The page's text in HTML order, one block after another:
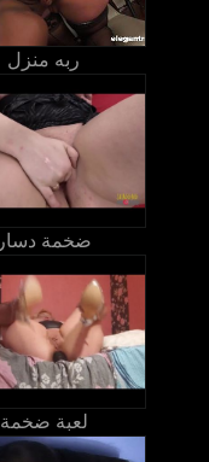
ربه منزل
ضخمة دسار
لعبة ضخمة